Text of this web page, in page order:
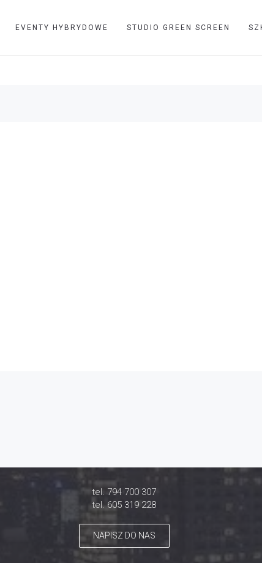
EVENTY HYBRYDOWE STUDIO GREEN SCREEN
tel. 794 700 307
tel. 605 319 228
NAPISZ DO NAS